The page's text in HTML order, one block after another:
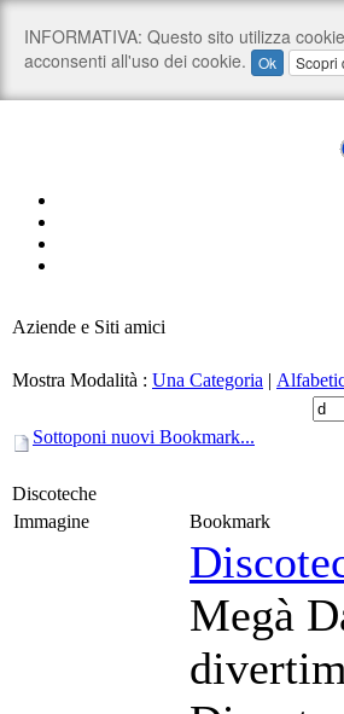
Aziende e Siti amici
Mostra Modalità : Una Categoria |
Sottoponi nuovi Bookmark...
Discoteche
Immagine
Bookmark
Megà